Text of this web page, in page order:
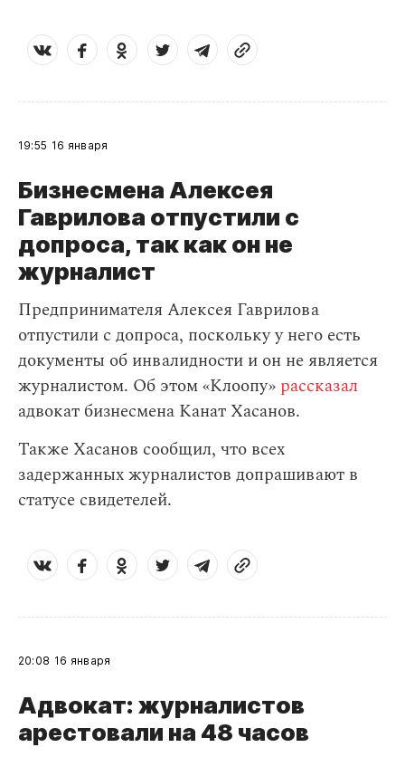
19:55 16 января
Бизнесмена Алексея
Гаврилова отпустили с
допроса, так как он не
журналист
Предпринимателя Алексея Гаврилова
отпустили с допроса, поскольку у него есть
документы об инвалидности и он не является
журналистом. Об этом «Клоопу» рассказал
адвокат бизнесмена Канат Хасанов.
Также Хасанов сообщил, что всех
задержанных журналистов допрашивают в
статусе свидетелей.
20:08 16 января
Адвокат: журналистов
арестовали на 48 часов